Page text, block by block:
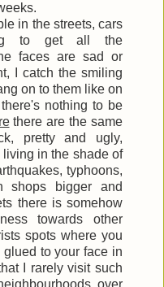
in the streets, cars
to get all the
faces are sad or
I catch the smiling
on to them like on
nothing to be
there are the same
pretty and ugly,
in the shade of
typhoons,
shops bigger and
there is somehow
towards other
spots where you
to your face in
I rarely visit such